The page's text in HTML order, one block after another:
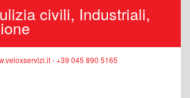
civili, Industriali,
- +39 045 890 5165